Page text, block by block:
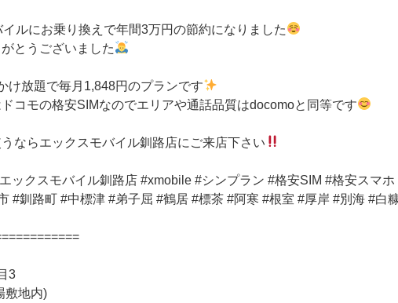
ルにお乗り換えで年間3万円の節約になりました
とうございました
け放題で毎月1,848円のプランです
コモの格安SIMなのでエリアや通話品質はdocomoと同等です
ならエックスモバイル釧路店にご来店下さい
ックスモバイル釧路店 #xmobile #シンプラン #格安SIM #格安スマ
#釧路町 #中標津 #弟子屈 #鶴居 #標茶 #阿寒 #根室 #厚岸 #別海 #白
3
敷地内)